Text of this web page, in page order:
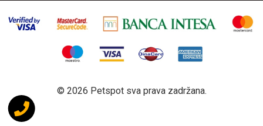
© 2026 Petspot sva prava zadržana.